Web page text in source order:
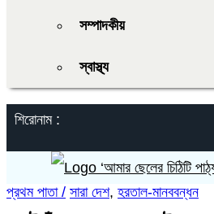
সম্পাদকীয়
স্বাস্থ্য
শিরোনাম :
‘আমার ছেলের চিঠিটি
প্রথম পাতা / সারা দেশ, হরতাল-মানববন্ধন